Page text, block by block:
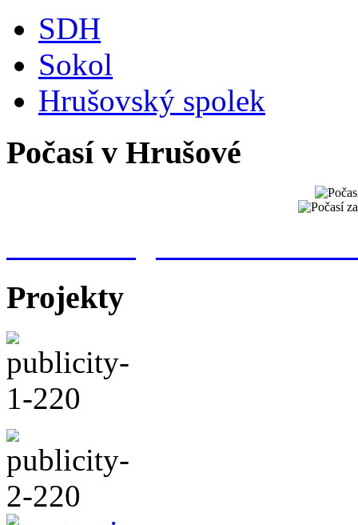
SDH
Sokol
Hrušovský spolek
Počasí v Hrušové
Projekty